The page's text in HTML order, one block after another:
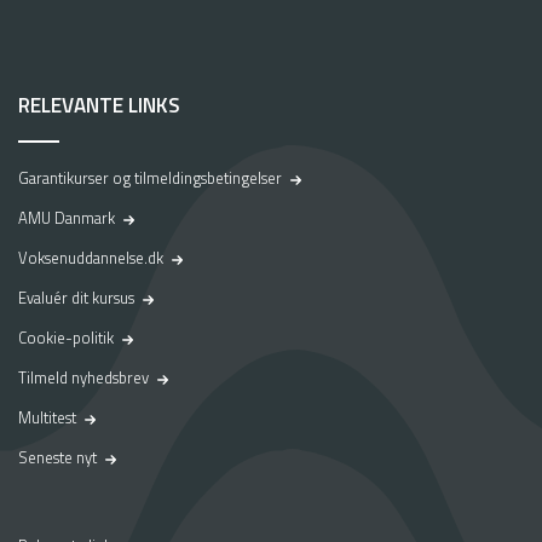
skolebænken for at lære ting, som du kan i forvejen. Du får
FOR AT GÅ MERITVEJEN SKAL DU:
være fyldt 25 år
beherske mange forskellige færdigheder inden for
transport
tage et kursus, der varer mellem 1 og 3 dage - skolen
indgå en uddannelsesaftale (lærekontrakt). Den skal
vare mellem 4 og 15 måneder, og den skal indgås med
en virksomhed, der er godkendt af TUR
RELEVANTE LINKS
Garantikurser og tilmeldingsbetingelser
AMU Danmark
Voksenuddannelse.dk
Evaluér dit kursus
Cookie-politik
Tilmeld nyhedsbrev
Multitest
Seneste nyt